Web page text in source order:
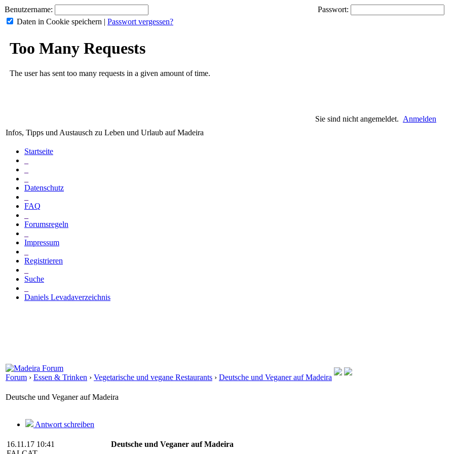
Benutzername:
Passwort:
Daten in Cookie speichern | Passwort vergessen?
Sie sind nicht angemeldet. Anmelden
Infos, Tipps und Austausch zu Leben und Urlaub auf Madeira
Startseite
Datenschutz
FAQ
Forumsregeln
Impressum
Registrieren
Suche
Daniels Levadaverzeichnis
Forum › Essen & Trinken › Vegetarische und vegane Restaurants › Deutsche und Veganer auf Madeira
Deutsche und Veganer auf Madeira
Antwort schreiben
16.11.17 10:41
Deutsche und Veganer auf Madeira